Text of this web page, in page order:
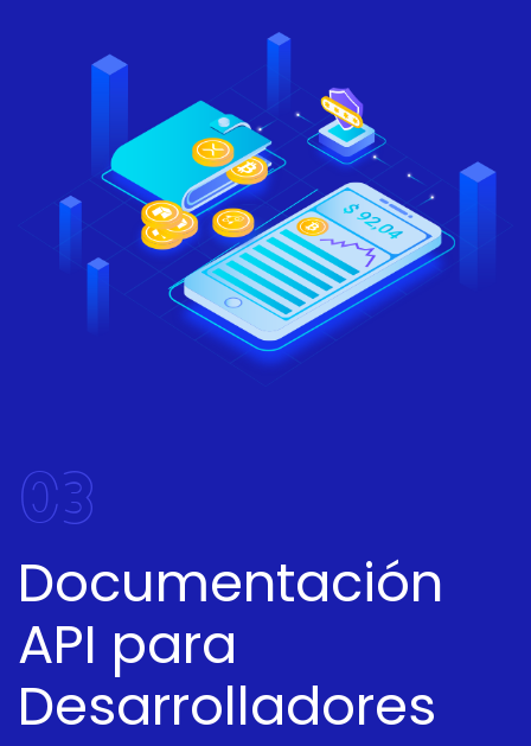
03
Documentación
API para
Desarrolladores